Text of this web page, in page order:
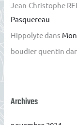
Jean-Christophe
Pasquereau
Hippolytedans
boudier quentin
Archives